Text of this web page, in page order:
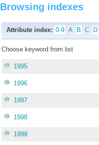
Browsing indexes
Attribute index: 0-9 A B C D
Choose keyword from list
1995
1996
1997
1998
1999